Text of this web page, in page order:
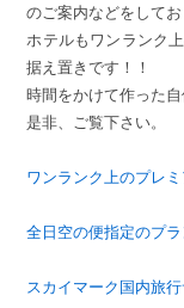
のご案内などをしてお
ホテルもワンランク
据え置きです！！
時間をかけて作った自
是非、ご覧下さい。
ワンランク上のプレ
全日空の便指定のプ
スカイマーク国内旅行